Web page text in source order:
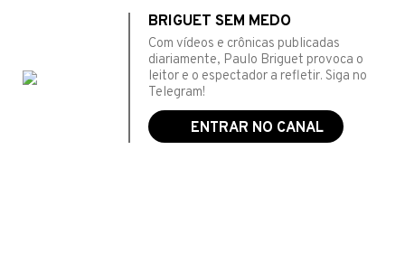
BRIGUET SEM MEDO
Com vídeos e crônicas publicadas
diariamente, Paulo Briguet provoca o
leitor e o espectador a refletir. Siga no
Telegram!
ENTRAR NO CANAL